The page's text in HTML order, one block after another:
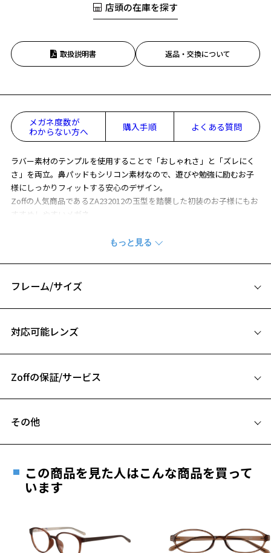
お気に入りに追加済です。
店頭の在庫を探す
取扱説明書 返品・交換について
メガネ度数が
わからない方へ
購入手順 よくある質問
ラバー素材のテンプルを使用することで「おしゃれさ」と「ズレにく
さ」を両立。鼻パッドもシリコン素材なので、遊びや勉強に励むお子
様にしっかりフィットする安心のデザイン。
Zoffの人気商品であるZA232012の玉型を踏襲した初装のお子様にもお
すすめしやすいメガネ。
※柄や色味の出方に個体差があり、画像と異なる場合がございます。
Zoff KIDS (ゾフ･キッズ) 特集ページをみる
フレーム/サイズ
B ブリッジ(鼻部分)の横幅：15mm
対応可能レンズ
フレームとレンズの合計料金を知りたい方へ
Zoffの保証/サービス
安心1 フレーム１年間品質保証
きます。
※保証期間内に交換が行われた場合、保証期間は初期の期間から
その他
ご希望のお客さまは、「レンズ交換券」をお選びのうえ、
最寄りのZoff実店舗にてレンズをお買い求めください。
※サングラスやパッケージ品では「レンズ交換券」はお選び
談ください。
この商品を見た人はこんな商品を買って
います